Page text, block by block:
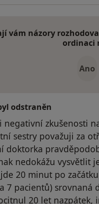
vám názory
ordinaci
Ano
odstraněn
negativní zkušenosti
sestry považuji za
doktorka
nedokážu vysvětlit
20 minut po
7 pacientů) srovnaná
20 let